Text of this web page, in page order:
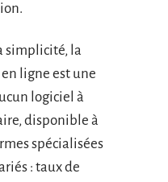
simplicité, la
en ligne est une
logiciel à
disponible à
spécialisées
: taux de